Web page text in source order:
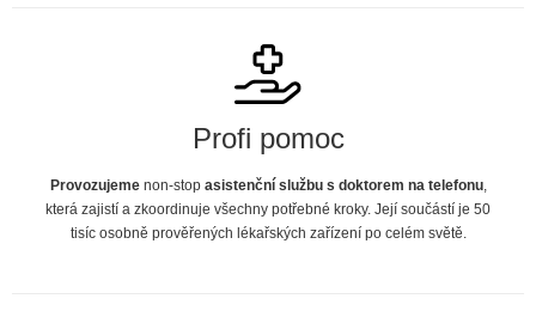
Profi pomoc
Provozujeme non-stop asistenční službu s doktorem na telefonu,
která zajistí a zkoordinuje všechny potřebné kroky. Její součástí je 50
tisíc osobně prověřených lékařských zařízení po celém světě.